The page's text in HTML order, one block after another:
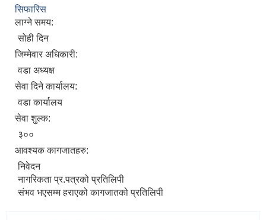
सिफारिस
लाग्ने समय:
सोही दिन
जिम्मेवार अधिकारी:
वडा अध्यक्ष
सेवा दिने कार्यालय:
वडा कार्यालय
सेवा शुल्क:
३००
आवश्यक कागजातहरु:
निवेदन
नागरिकता प्र.पत्रको प्रतिलिपी
संभव भएसम्म हराएको कागजातको प्रतिलिपी